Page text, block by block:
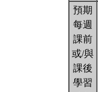
預期
每週
課前
或/與
課後
學習